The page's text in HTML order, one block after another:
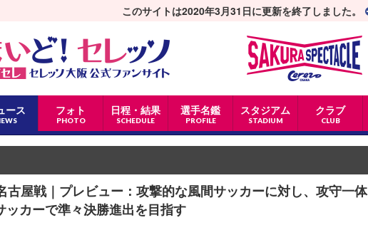
ース フォト
PHOTO
日程・結果
SCHEDULE
選手名鑑
PROFILE
スタジアム
STADIUM
クラブ
CLUB
このサイトは2020年3月31日に更新を終了しました。
古屋戦｜プレビュー：攻撃的な風間サッカーに対し、攻守一体
ッカーで準々決勝進出を目指す